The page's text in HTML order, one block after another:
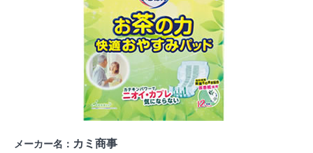
メーカー名： カミ商事